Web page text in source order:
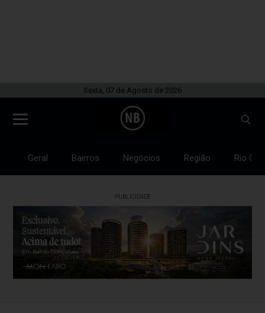
Sexta, 07 de Agosto de 2026
Geral Bairros Negócios Região Rio
PUBLICIDADE